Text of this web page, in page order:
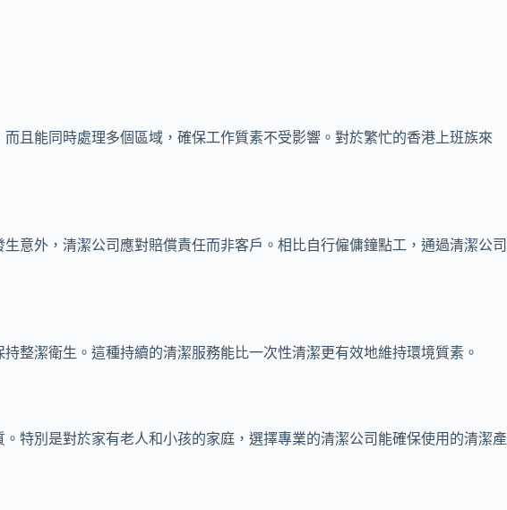
且能同時處理多個區域，確保工作質素不受影響。對於繁忙的香港上班族來
意外，清潔公司應對賠償責任而非客戶。相比自行僱傭鐘點工，通過清潔公司
整潔衛生。這種持續的清潔服務能比一次性清潔更有效地維持環境質素。
特別是對於家有老人和小孩的家庭，選擇專業的清潔公司能確保使用的清潔產